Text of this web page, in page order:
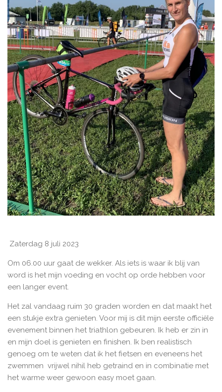
Zaterdag 8 juli 2023
Om 06.00 uur gaat de wekker. Als iets is waar ik blij van
word is het mijn voeding en vocht op orde hebben voor
een langer event.
Het zal vandaag ruim 30 graden worden en dat maakt het
een stukje extra genieten. Voor mij is dit mijn eerste officiële
evenement binnen het triathlon gebeuren. Ik heb er zin in
en mijn doel is genieten en finishen. Ik ben realistisch
genoeg om te weten dat ik het fietsen en eveneens het
zwemmen vrijwel nihil heb getraind en in combinatie met
het warme weer gewoon easy moet gaan.